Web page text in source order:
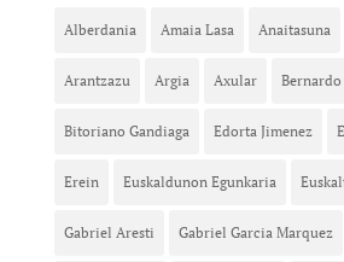
Alberdania Amaia Lasa Anaitasuna
Arantzazu Argia Axular Bernardo
Bitoriano Gandiaga Edorta Jimenez
Erein Euskaldunon Egunkaria
Gabriel Aresti Gabriel Garcia Marquez